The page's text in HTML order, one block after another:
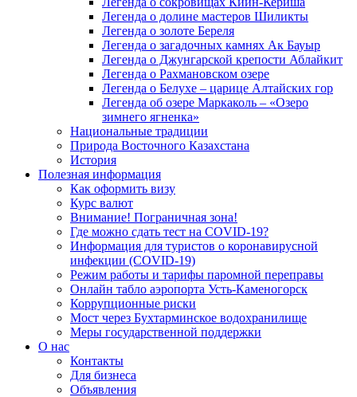
Легенда о долине мастеров Шиликты
Легенда о золоте Береля
Легенда о загадочных камнях Ак Бауыр
Легенда о Джунгарской крепости Аблайкит
Легенда о Рахмановском озере
Легенда о Белухе – царице Алтайских гор
Легенда об озере Маркаколь – «Озеро
зимнего ягненка»
Национальные традиции
Природа Восточного Казахстана
История
Полезная информация
Как оформить визу
Курс валют
Внимание! Пограничная зона!
Где можно сдать тест на COVID-19?
Информация для туристов о коронавирусной
инфекции (COVID-19)
Режим работы и тарифы паромной переправы
Онлайн табло аэропорта Усть-Каменогорск
Коррупционные риски
Мост через Бухтарминское водохранилище
Меры государственной поддержки
О нас
Контакты
Для бизнеса
Объявления